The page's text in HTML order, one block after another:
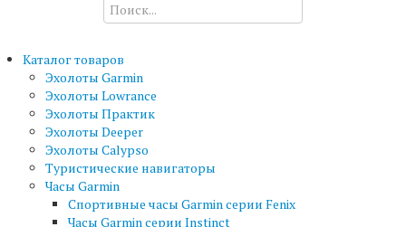
Каталог товаров
Эхолоты Garmin
Эхолоты Lowrance
Эхолоты Практик
Эхолоты Deeper
Эхолоты Calypso
Туристические навигаторы
Часы Garmin
Спортивные часы Garmin серии Fenix
Часы Garmin серии Instinct